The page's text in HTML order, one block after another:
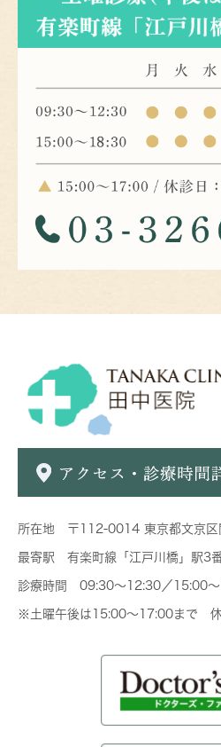
所在地 〒112-0014 東京都文京区
最寄駅 有楽町線「江戸川橋」駅3
診療時間 09:30～12:30／15:00
※土曜午後は15:00～17:00まで 休